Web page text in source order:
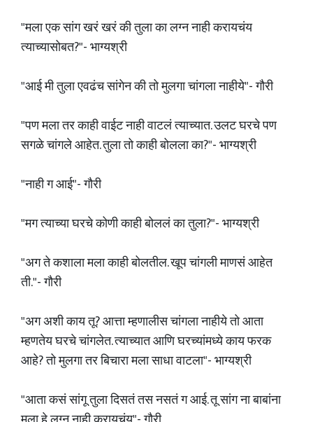
"मला एक सांग खरं खरं की तुला का लग्न नाही करायचंय
त्याच्यासोबत?"- भाग्यश्री
"आई मी तुला एवढंच सांगेन की तो मुलगा चांगला नाहीये"- गौरी
"पण मला तर काही वाईट नाही वाटलं त्याच्यात. उलट घरचे पण
सगळे चांगले आहेत. तुला तो काही बोलला का?"- भाग्यश्री
"नाही ग आई"- गौरी
"मग त्याच्या घरचे कोणी काही बोललं का तुला?"- भाग्यश्री
"अग ते कशाला मला काही बोलतील. खूप चांगली माणसं आहेत
ती."- गौरी
"अग अशी काय तू? आत्ता म्हणालीस चांगला नाहीये तो आता
म्हणतेय घरचे चांगलेत. त्याच्यात आणि घरच्यांमध्ये काय फरक
आहे? तो मुलगा तर बिचारा मला साधा वाटला"- भाग्यश्री
"आता कसं सांगू तुला दिसतं तस नसतं ग आई. तू सांग ना बाबांना